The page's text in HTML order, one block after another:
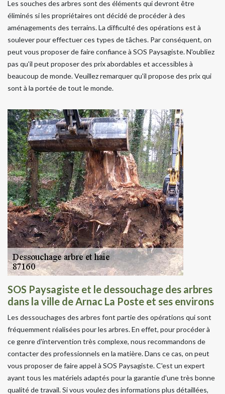
Les souches des arbres sont des éléments qui devront être
éliminés si les propriétaires ont décidé de procéder à des
aménagements des terrains. La difficulté des opérations est à
soulever pour effectuer ces types de tâches. Par conséquent, on
peut vous proposer de faire confiance à SOS Paysagiste. N'oubliez
pas qu'il peut proposer des prix abordables et accessibles à
beaucoup de monde. Veuillez remarquer qu'il propose des prix qui
sont à la portée de tout le monde.
SOS Paysagiste et le dessouchage des arbres
dans la ville de Arnac La Poste et ses environs
Les dessouchages des arbres font partie des opérations qui sont
fréquemment réalisées pour les arbres. En effet, pour procéder à
ce genre d'intervention très complexe, nous recommandons de
contacter des professionnels en la matière. Dans ce cas, on peut
vous proposer de faire appel à SOS Paysagiste. C'est un expert
ayant tous les matériels adaptés pour la garantie d'une très bonne
qualité de travail. Si vous voulez des informations plus détaillées,